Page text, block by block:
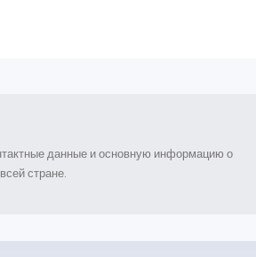
данные и основную информацию о
стране.